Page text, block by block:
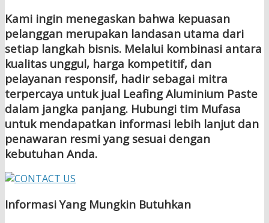
Kami ingin menegaskan bahwa kepuasan
pelanggan merupakan landasan utama dari
setiap langkah bisnis. Melalui kombinasi antara
kualitas unggul, harga kompetitif, dan
pelayanan responsif, hadir sebagai mitra
terpercaya untuk jual Leafing Aluminium Paste
dalam jangka panjang. Hubungi tim Mufasa
untuk mendapatkan informasi lebih lanjut dan
penawaran resmi yang sesuai dengan
kebutuhan Anda.
Informasi Yang Mungkin Butuhkan